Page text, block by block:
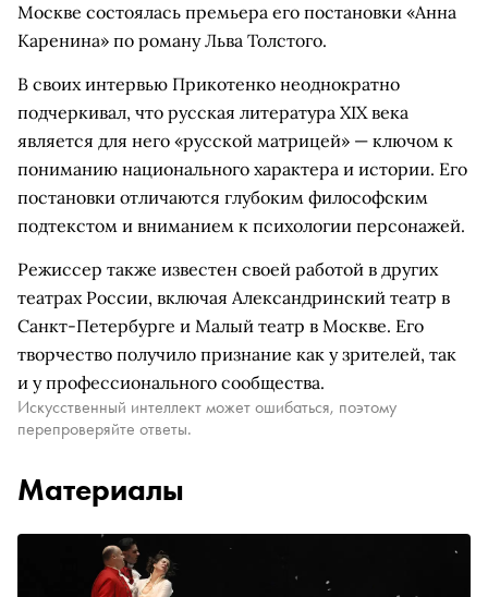
Москве состоялась премьера его постановки «Анна
Каренина» по роману Льва Толстого.
В своих интервью Прикотенко неоднократно
подчеркивал, что русская литература XIX века
является для него «русской матрицей» — ключом к
пониманию национального характера и истории. Его
постановки отличаются глубоким философским
подтекстом и вниманием к психологии персонажей.
Режиссер также известен своей работой в других
театрах России, включая Александринский театр в
Санкт-Петербурге и Малый театр в Москве. Его
творчество получило признание как у зрителей, так
и у профессионального сообщества.
Искусственный интеллект может ошибаться, поэтому
перепроверяйте ответы.
Материалы